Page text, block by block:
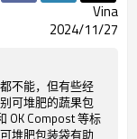
Vina
2024/11/27
不能，但有些经
可堆肥的蔬果包
OK Compost 等标
堆肥包装袋有助